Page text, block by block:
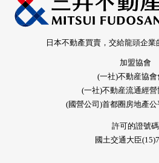
日本不動產買賣，交給龍頭企
加盟協會
(一社)不動産協會
(一社)不動産流通經營
(國營公司)首都圈房地產
許可的證號碼
國土交通大臣